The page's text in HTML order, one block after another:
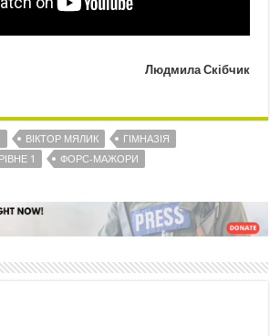
Людмила Скібчик
ВІКТОР МЯЛИК
ГІМНАЗІЯ
РІВНЕ 1 ФОРС-МАЖОРИ